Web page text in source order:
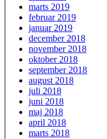
marts 2019
februar 2019
januar 2019
december 2018
november 2018
oktober 2018
september 2018
august 2018
juli 2018
juni 2018
maj 2018
april 2018
marts 2018